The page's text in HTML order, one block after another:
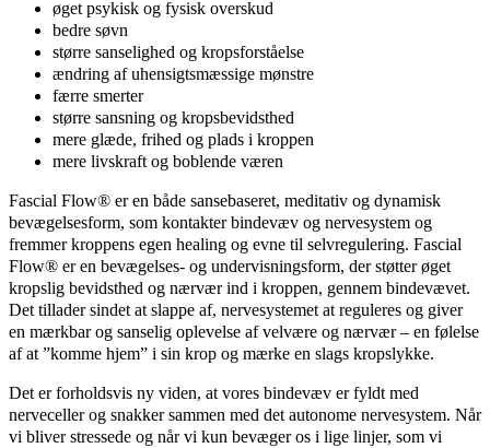
øget psykisk og fysisk overskud
bedre søvn
større sanselighed og kropsforståelse
ændring af uhensigtsmæssige mønstre
færre smerter
større sansning og kropsbevidsthed
mere glæde, frihed og plads i kroppen
mere livskraft og boblende væren
Fascial Flow® er en både sansebaseret, meditativ og dynamisk
bevægelsesform, som kontakter bindevæv og nervesystem og
fremmer kroppens egen healing og evne til selvregulering. Fascial
Flow® er en bevægelses- og undervisningsform, der støtter øget
kropslig bevidsthed og nærvær ind i kroppen, gennem bindevævet.
Det tillader sindet at slappe af, nervesystemet at reguleres og giver
en mærkbar og sanselig oplevelse af velvære og nærvær – en følelse
af at ”komme hjem” i sin krop og mærke en slags kropslykke.
Det er forholdsvis ny viden, at vores bindevæv er fyldt med
nerveceller og snakker sammen med det autonome nervesystem. Når
vi bliver stressede og når vi kun bevæger os i lige linjer, som vi